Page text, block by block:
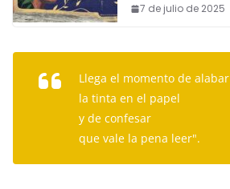
7 de julio de 2025
Llega el momento de alabar
la tinta en el papel
y de confesar
que vale la pena leer".